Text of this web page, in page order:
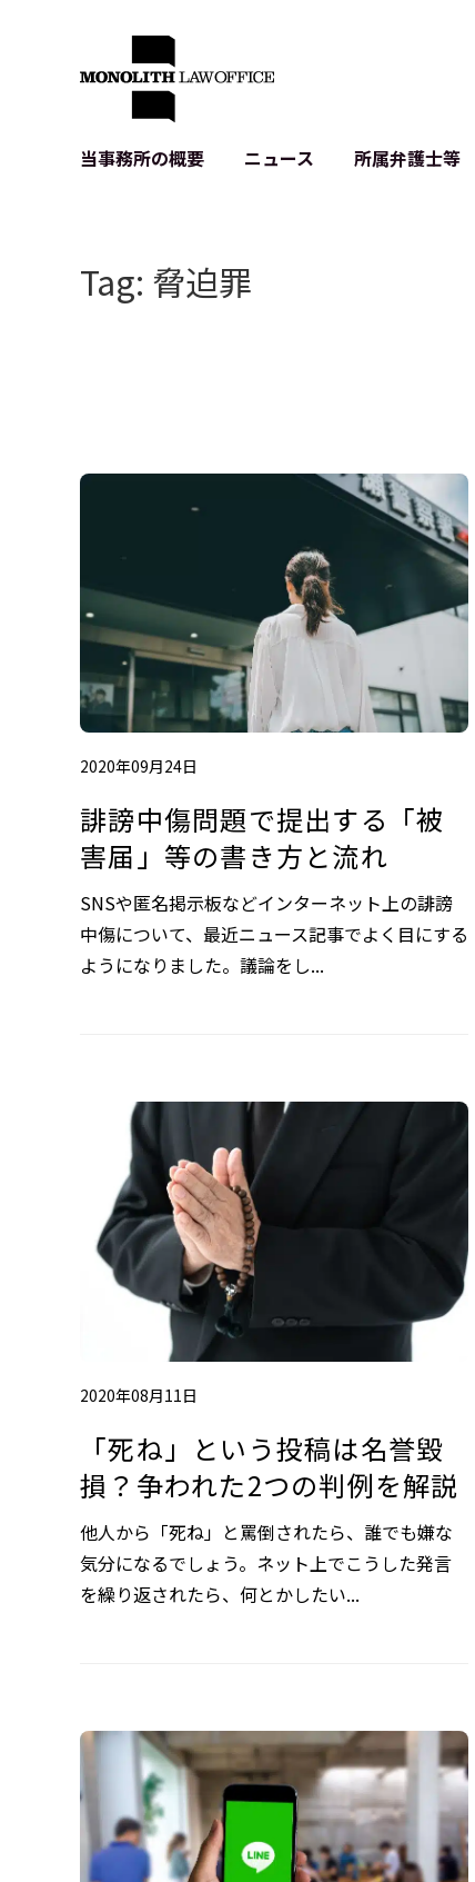
当事務所の概要
クライアントの声
出版書籍等
ニュース 所属弁護士等
個人情報保護法関連
株式・M&A関連法務
Tag: 脅迫罪
2020年09月24日
誹謗中傷問題で提出する「被
害届」等の書き方と流れ
SNSや匿名掲示板などインターネット上の誹謗
中傷について、最近ニュース記事でよく目にする
ようになりました。議論をし...
2020年08月11日
「死ね」という投稿は名誉毀
損？争われた2つの判例を解説
他人から「死ね」と罵倒されたら、誰でも嫌な
気分になるでしょう。ネット上でこうした発言
を繰り返されたら、何とかしたい...